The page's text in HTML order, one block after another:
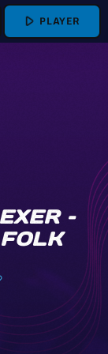
play_arrow PLAYER
–